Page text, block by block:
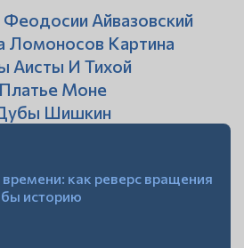
Айвазовский
Ломоносов Картина
Аисты И Тихой
Моне
Шишкин
как реверс вращения
историю